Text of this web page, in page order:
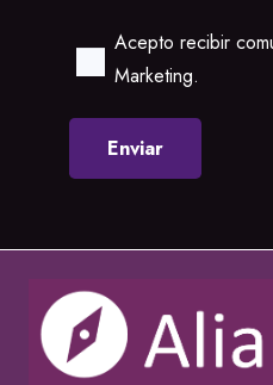
Acepto recibir
Marketing.